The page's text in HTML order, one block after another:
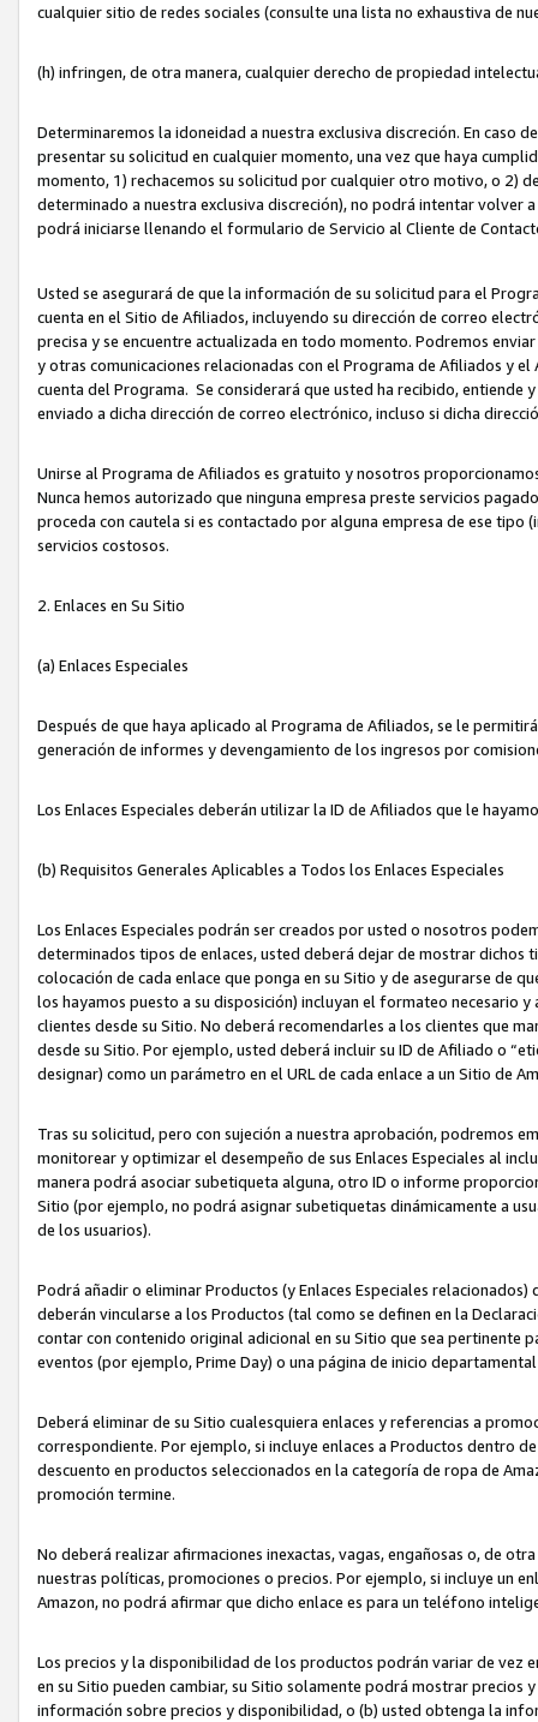
cualquier sitio de redes sociales (consulte una lista no exhaustiva de
(h) infringen, de otra manera, cualquier derecho de propiedad
Determinaremos la idoneidad a nuestra exclusiva discreción. En caso
presentar su solicitud en cualquier momento, una vez que haya
momento, 1) rechacemos su solicitud por cualquier otro motivo, o 2)
determinado a nuestra exclusiva discreción), no podrá intentar volver
podrá iniciarse llenando el formulario de Servicio al Cliente de
Usted se asegurará de que la información de su solicitud para el
cuenta en el Sitio de Afiliados, incluyendo su dirección de correo
precisa y se encuentre actualizada en todo momento. Podremos
y otras comunicaciones relacionadas con el Programa de Afiliados y
cuenta del Programa. Se considerará que usted ha recibido, entiende
enviado a dicha dirección de correo electrónico, incluso si dicha
Unirse al Programa de Afiliados es gratuito y nosotros
Nunca hemos autorizado que ninguna empresa preste servicios
proceda con cautela si es contactado por alguna empresa de ese
servicios costosos.
2. Enlaces en Su Sitio
(a) Enlaces Especiales
Después de que haya aplicado al Programa de Afiliados, se le
generación de informes y devengamiento de los ingresos por
Los Enlaces Especiales deberán utilizar la ID de Afiliados que le
(b) Requisitos Generales Aplicables a Todos los Enlaces Especiales
Los Enlaces Especiales podrán ser creados por usted o nosotros
determinados tipos de enlaces, usted deberá dejar de mostrar dichos
colocación de cada enlace que ponga en su Sitio y de asegurarse de
los hayamos puesto a su disposición) incluyan el formateo necesario
clientes desde su Sitio. No deberá recomendarles a los clientes que
desde su Sitio. Por ejemplo, usted deberá incluir su ID de Afiliado o
designar) como un parámetro en el URL de cada enlace a un Sitio de
Tras su solicitud, pero con sujeción a nuestra aprobación, podremos
monitorear y optimizar el desempeño de sus Enlaces Especiales al
manera podrá asociar subetiqueta alguna, otro ID o informe
Sitio (por ejemplo, no podrá asignar subetiquetas dinámicamente a
de los usuarios).
Podrá añadir o eliminar Productos (y Enlaces Especiales
deberán vincularse a los Productos (tal como se definen en la
contar con contenido original adicional en su Sitio que sea pertinente
eventos (por ejemplo, Prime Day) o una página de inicio
Deberá eliminar de su Sitio cualesquiera enlaces y referencias a
correspondiente. Por ejemplo, si incluye enlaces a Productos dentro
descuento en productos seleccionados en la categoría de ropa de
promoción termine.
No deberá realizar afirmaciones inexactas, vagas, engañosas o, de
nuestras políticas, promociones o precios. Por ejemplo, si incluye un
Amazon, no podrá afirmar que dicho enlace es para un teléfono
Los precios y la disponibilidad de los productos podrán variar de vez
en su Sitio pueden cambiar, su Sitio solamente podrá mostrar
información sobre precios y disponibilidad, o (b) usted obtenga la